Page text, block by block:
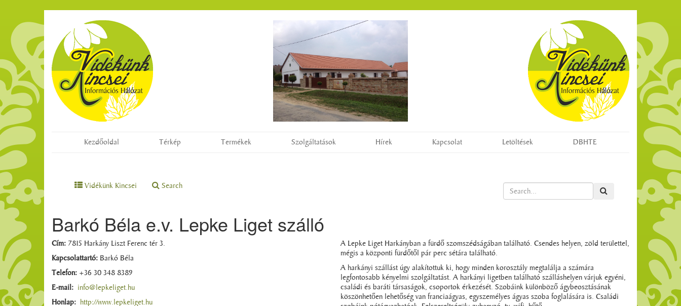
Kezdőoldal Térkép Termékek Szolgáltatások Hírek Kapcsolat Letöltések DBHTE
Vidékünk Kincsei Search
Barkó Béla e.v. Lepke Liget szálló
A Lepke Liget Harkányban a fürdő szomszédságában található. Csendes helyen, zöld területtel,
mégis a központi fürdőtől pár perc sétára található.
A harkányi szállást úgy alakítottuk ki, hogy minden korosztály megtalálja a számára
legfontosabb kényelmi szolgáltatást. A harkányi ligetben található szálláshelyen várjuk egyéni,
családi és baráti társaságok, csoportok érkezését. Szobáink különböző ágybeosztásának
köszönhetően lehetőség van franciaágyas, egyszemélyes ágyas szoba foglalására is. Családi
Cím: 7815 Harkány Liszt Ferenc tér 3.
Kapcsolattartó: Barkó Béla
Telefon: +36 30 348 8389
E-mail: info@lepkeliget.hu
Honlap: http://www.lepkeliget.hu